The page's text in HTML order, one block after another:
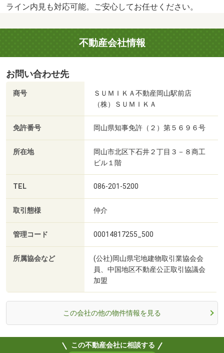
ライン内見も対応可能。ご安心してお任せください。
不動産会社情報
お問い合わせ先
商号
ＳＵＭＩＫＡ不動産岡山駅前店
（株）ＳＵＭＩＫＡ
免許番号 岡山県知事免許（２）第５６９６号
所在地
岡山市北区下石井２丁目３－８商工
ビル１階
TEL 086-201-5200
取引態様 仲介
管理コード 00014817255_500
所属協会など
(公社)岡山県宅地建物取引業協会会
員、中国地区不動産公正取引協議会
加盟
この会社の他の物件情報を見る
この不動産会社に相談する